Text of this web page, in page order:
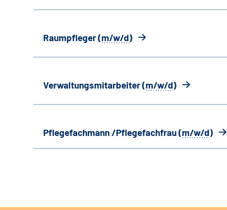
Raumpfleger (m/w/d)
Verwaltungsmitarbeiter (m/w/d)
Pflegefachmann /Pflegefachfrau (m/w/d)